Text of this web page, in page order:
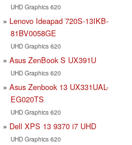
UHD Graphics 620
Lenovo Ideapad 720S-13IKB-
81BV0058GE
UHD Graphics 620
Asus ZenBook S UX391U
UHD Graphics 620
Asus Zenbook 13 UX331UAL-
EG020TS
UHD Graphics 620
Dell XPS 13 9370 i7 UHD
UHD Graphics 620